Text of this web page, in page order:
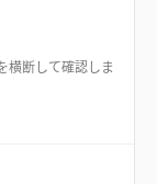
横断して確認しま